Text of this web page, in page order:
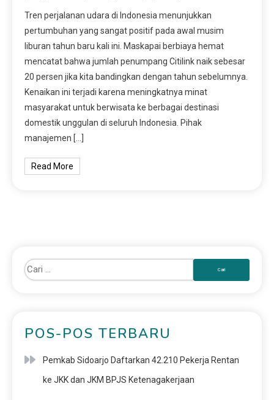
Tren perjalanan udara di Indonesia menunjukkan
pertumbuhan yang sangat positif pada awal musim
liburan tahun baru kali ini. Maskapai berbiaya hemat
mencatat bahwa jumlah penumpang Citilink naik sebesar
20 persen jika kita bandingkan dengan tahun sebelumnya.
Kenaikan ini terjadi karena meningkatnya minat
masyarakat untuk berwisata ke berbagai destinasi
domestik unggulan di seluruh Indonesia. Pihak
manajemen […]
Read More
POS-POS TERBARU
Pemkab Sidoarjo Daftarkan 42.210 Pekerja Rentan
ke JKK dan JKM BPJS Ketenagakerjaan